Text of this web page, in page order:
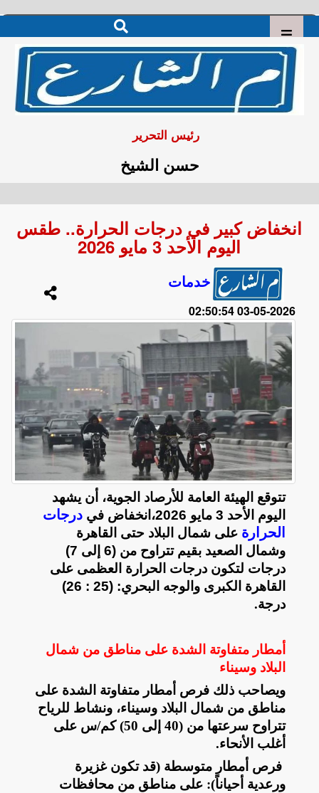
رئيس التحرير
حسن الشيخ
انخفاض كبير في درجات الحرارة.. طقس
اليوم الأحد 3 مايو 2026
خدمات
2026-05-03 02:50:54
تتوقع الهيئة العامة للأرصاد الجوية، أن يشهد
اليوم الأحد 3 مايو 2026، ​انخفاض في
درجات
الحرارة على شمال البلاد حتى القاهرة
وشمال الصعيد بقيم تتراوح من (6 إلى 7)
درجات لتكون درجات الحرارة العظمى على
القاهرة الكبرى والوجه البحري: (25 : 26)
درجة.
أمطار متفاوتة الشدة على مناطق من شمال
البلاد وسيناء
و​يصاحب ذلك فرص أمطار متفاوتة الشدة على
مناطق من شمال البلاد وسيناء، ونشاط للرياح
تتراوح سرعتها من (40 إلى 50) كم/س على
أغلب الأنحاء.
​فرص أمطار متوسطة (قد تكون غزيرة
ورعدية أحياناً): على مناطق من محافظات